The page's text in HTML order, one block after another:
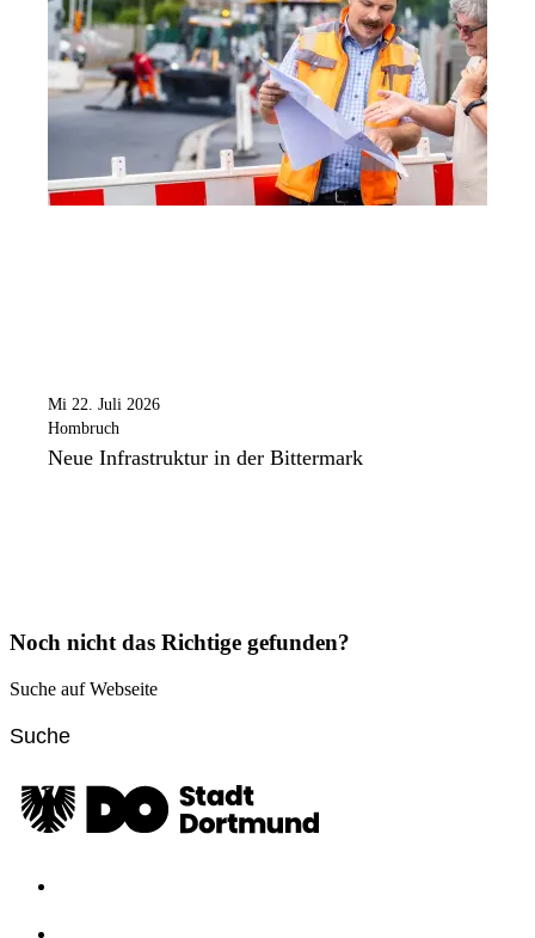
Mi 22. Juli 2026
Hombruch
Neue Infrastruktur in der Bittermark
Noch nicht das Richtige gefunden?
Suche auf Webseite